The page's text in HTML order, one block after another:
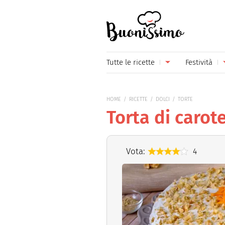
Tutte le ricette
Piatti unici
Contorni
Formaggi
Frutta
Festività
Festa
Natale
HOME RICETTE DOLCI TORTE
Torta di
Vota: 4